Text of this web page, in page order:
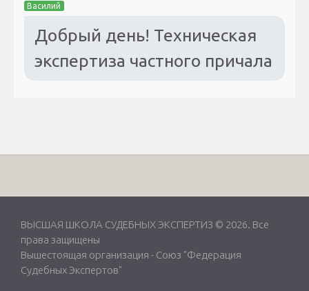
Василий
Добрый день! Техническая
экспертиза частного причала
ВЫСШАЯ ШКОЛА СУДЕБНЫХ ЭКСПЕРТИЗ © 2026. Все
права защищены
Вышестоящая организация - Союз "Федерация
Судебных Экспертов"